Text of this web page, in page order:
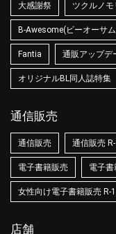
大感謝祭 ツクルノモ
B-Awesome(ビーオーサ
Fantia 通販アップデ
オリジナルBL同人誌特集
通信販売
通信販売 通信販売
電子書籍販売 電子書
女性向け電子書籍販売 R-
店舗